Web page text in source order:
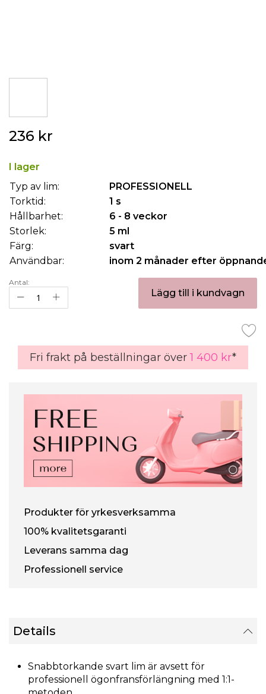
till
av
bildgalleriet
236 kr
I lager
Typ av lim:
PROFESSIONELL
Torktid:
1 s
Hållbarhet:
6 - 8 veckor
Storlek:
5 ml
Färg:
svart
Användbar:
inom 2 månader efter
Antal:
Lägg till i kundvagn
Fri frakt på beställningar över1 400 kr*
Produkter för yrkesverksamma
100% kvalitetsgaranti
Leverans samma dag
Professionell service
Details
Snabbtorkande svart lim är avsett för
professionell ögonfransförlängning med 1:1-